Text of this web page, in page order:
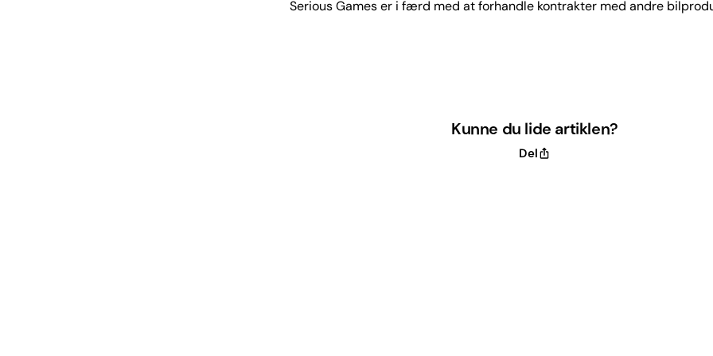
Serious Games er i færd med at forhandle kontrakter med andre
Kunne du lide artiklen?
Del